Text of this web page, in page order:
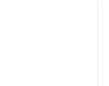
la empresa.